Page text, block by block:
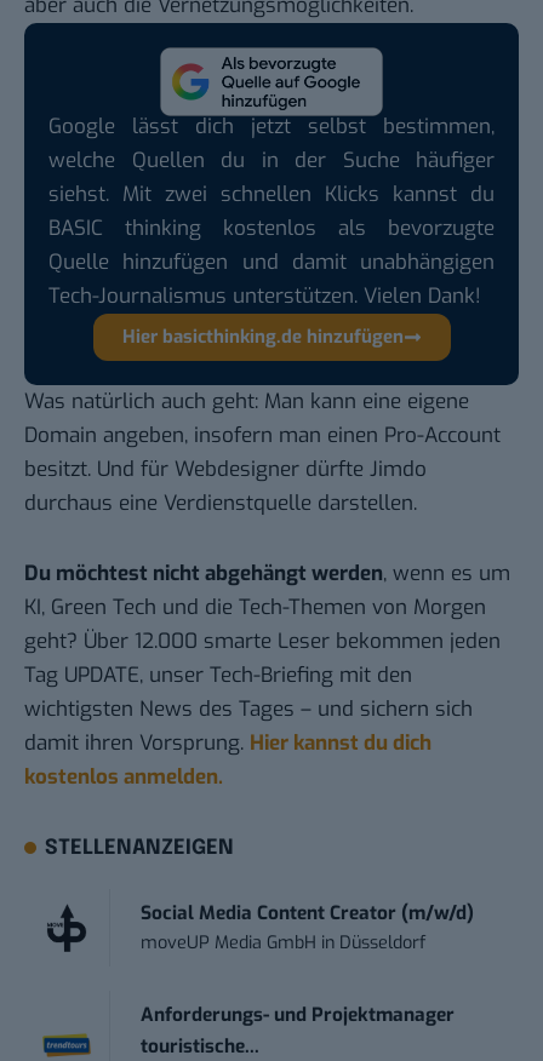
Google lässt dich jetzt selbst bestimmen,
welche Quellen du in der Suche häufiger
siehst. Mit zwei schnellen Klicks kannst du
BASIC thinking kostenlos als bevorzugte
Quelle hinzufügen und damit unabhängigen
Tech-Journalismus unterstützen. Vielen Dank!
Hier basicthinking.de hinzufügen
Was natürlich auch geht: Man kann eine eigene
Domain angeben, insofern man einen Pro-Account
besitzt. Und für Webdesigner dürfte Jimdo
durchaus eine Verdienstquelle darstellen.
Du möchtest nicht abgehängt werden, wenn es um
KI, Green Tech und die Tech-Themen von Morgen
geht? Über 12.000 smarte Leser bekommen jeden
Tag UPDATE, unser Tech-Briefing mit den
wichtigsten News des Tages – und sichern sich
damit ihren Vorsprung. Hier kannst du dich
kostenlos anmelden.
STELLENANZEIGEN
Social Media Content Creator (m/w/d)
moveUP Media GmbH in Düsseldorf
Anforderungs- und Projektmanager
touristische...